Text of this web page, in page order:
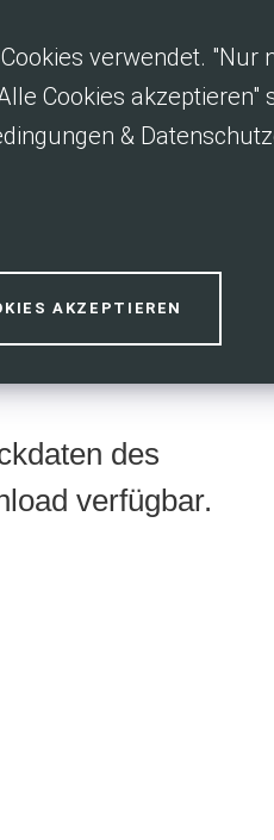
verwendet. "Nur
Cookies akzeptieren"
&
AKZEPTIEREN
des
verfügbar.